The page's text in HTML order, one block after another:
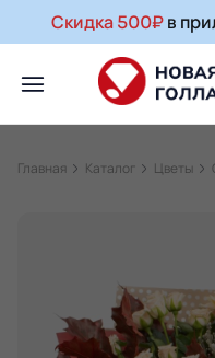
Скидка 500₽в
Главная Каталог Цветы